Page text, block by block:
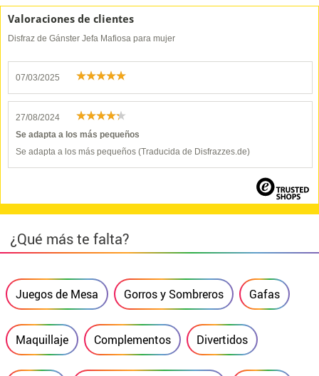
Valoraciones de clientes
Disfraz de Gánster Jefa Mafiosa para mujer
07/03/2025
27/08/2024
Se adapta a los más pequeños
Se adapta a los más pequeños (Traducida de Disfrazzes.de)
¿Qué más te falta?
Juegos de Mesa Gorros y Sombreros Gafas
Maquillaje Complementos Divertidos